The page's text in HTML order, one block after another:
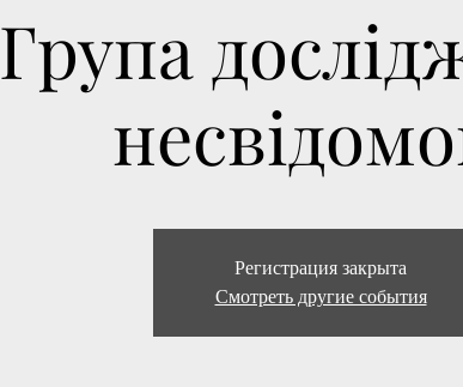
Група
Регистрация закрыта
Смотреть другие события